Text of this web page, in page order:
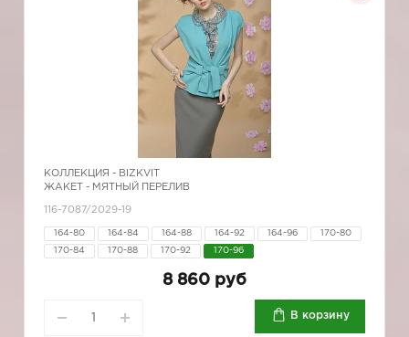
КОЛЛЕКЦИЯ - BIZKVIT
ЖАКЕТ - МЯТНЫЙ ПЕРЕЛИВ
116-7087/2029-19
164-80 164-84 164-88 164-92 164-96 170-80
170-84 170-88 170-92 170-96
8 860 руб
В корзину